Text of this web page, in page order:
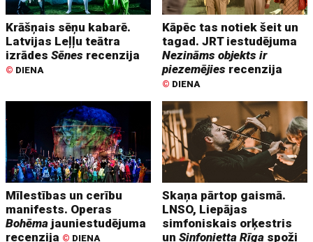
Krāšņais sēņu kabarē.
Latvijas Leļļu teātra
izrādesSēnes recenzija
© DIENA
Kāpēc tas notiek šeit un
tagad. JRT iestudējuma
Nezināms objekts ir
piezemējies recenzija
© DIENA
Mīlestības un cerību
manifests. Operas
Bohēma jauniestudējuma
recenzija © DIENA
Skaņa pārtop gaismā.
LNSO, Liepājas
simfoniskais orķestris
unSinfonietta Rīga spoži